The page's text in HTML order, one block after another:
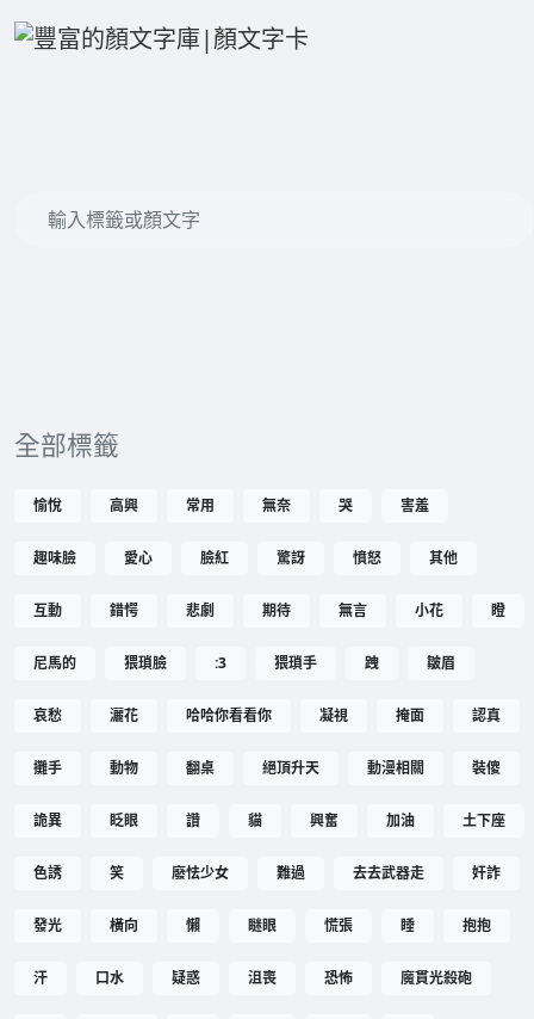
全部標籤
愉悅 高興 常用 無奈 哭 害羞
趣味臉 愛心 臉紅 驚訝 憤怒 其他
互動 錯愕 悲劇 期待 無言 小花 瞪
尼馬的 猥瑣臉 :3 猥瑣手 跩 皺眉
哀愁 灑花 哈哈你看看你 凝視 掩面 認真
攤手 動物 翻桌 絕頂升天 動漫相關 裝傻
詭異 眨眼 讚 貓 興奮 加油 土下座
色誘 笑 廢怯少女 難過 去去武器走 奸詐
發光 橫向 懶 瞇眼 慌張 睡 抱抱
汗 口水 疑惑 沮喪 恐怖 魔貫光殺砲